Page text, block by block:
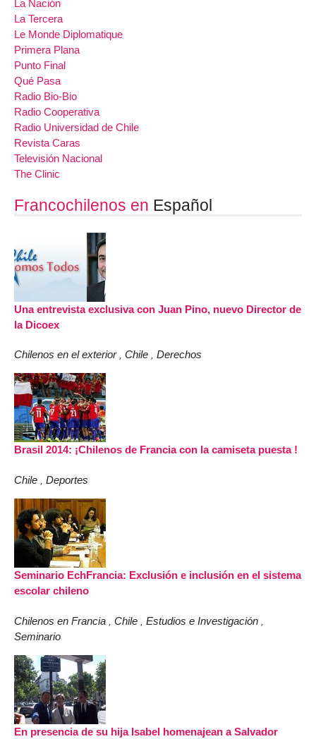
La Nación
La Tercera
Le Monde Diplomatique
Primera Plana
Punto Final
Qué Pasa
Radio Bio-Bio
Radio Cooperativa
Radio Universidad de Chile
Revista Caras
Televisión Nacional
The Clinic
Francochilenos en Español
Una entrevista exclusiva con Juan Pino, nuevo Director de
la Dicoex
Chilenos en el exterior , Chile , Derechos
Brasil 2014: ¡Chilenos de Francia con la camiseta puesta !
Chile Deportes
Seminario EchFrancia: Exclusión e inclusión en el sistema
escolar chileno
Chilenos en Francia Chile Estudios e Investigación
Seminario
En presencia de su hija Isabel homenajean a Salvador